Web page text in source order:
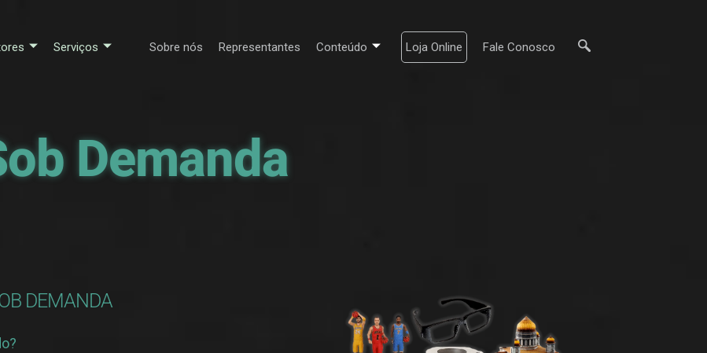
Serviços Sobre nós Representantes Conteúdo Loja Online Fale Conosco
Demanda
DEMANDA